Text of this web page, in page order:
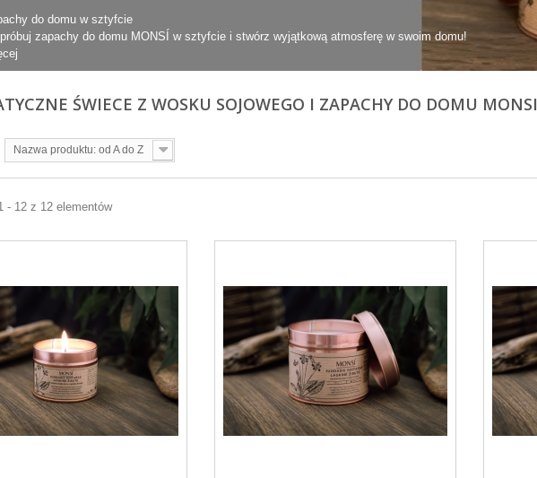
do domu w sztyfcie
zapachy do domu MONSÍ w sztyfcie i stwórz wyjątkową atmosferę w swoim domu!
ŚWIECE Z WOSKU SOJOWEGO I ZAPACHY DO DOMU MONSI
Nazwa produktu: od A do Z
- 12 z 12 elementów